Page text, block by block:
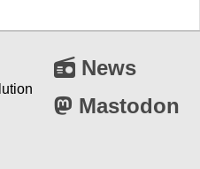
News
Mastodon